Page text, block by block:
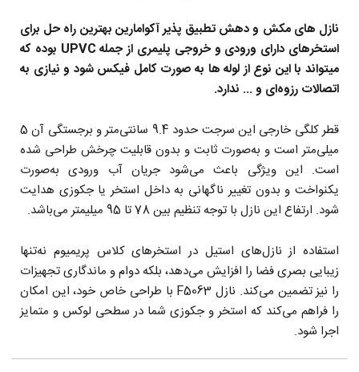
نازل های مکش و دهش تطبیق پذیر آکوامارین بهترین راه حل برای
استخرهای دارای ورودی و خروجی پلیمری از جمله UPVC بوده که
میتواند با این نوع از لوله ها به صورت کامل فیکس شود و نیازی به
اتصالات رزوه‌ای و ... ندارد.
قطر کلگی خارجی این سرجت حدود 9.4 سانتی‌متر و برجستگی آن 5
میلی‌متر است و به‌صورت ثابت و بدون قابلیت چرخش طراحی شده
است. این ویژگی باعث می‌شود جریان آب ورودی به‌صورت
یکنواخت و بدون تغییر ناگهانی به داخل استخر یا جکوزی هدایت
شود. ارتفاع این نازل با توجه تنظیم بین 78 تا 95 میلیمتر می‌باشد.
استفاده از نازل‌های استیل در استخرهای کلاس پریمیوم نه‌تنها
زیبایی بصری فضا را افزایش می‌دهد، بلکه دوام و ماندگاری تجهیزات
را نیز تضمین می‌کند. نازل F5063 با طراحی خاص خود، این امکان
را فراهم می‌کند که استخر و جکوزی شما در سطحی لوکس و متمایز
اجرا شود.